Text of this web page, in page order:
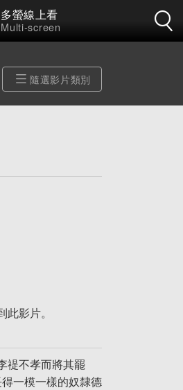
多螢線上看
Multi-screen
隨選影片類別
影片。
禔不孝而將其罷
一模一樣的奴隸德